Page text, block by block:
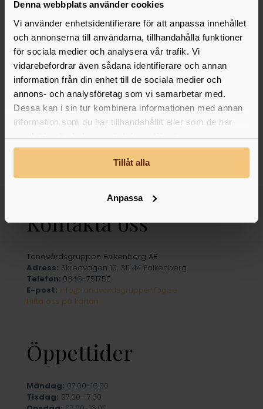
Denna webbplats använder cookies
Vi använder enhetsidentifierare för att anpassa innehållet
och annonserna till användarna, tillhandahålla funktioner
för sociala medier och analysera vår trafik. Vi
vidarebefordrar även sådana identifierare och annan
information från din enhet till de sociala medier och
annons- och analysföretag som vi samarbetar med.
Dessa kan i sin tur kombinera informationen med annan
information som du har tillhandahållit eller som de har
samlat in när du har använt deras tjänster.
Tillåt alla
Anpassa
Kontakta oss
Tandvårdsgruppen Falkenberg AB
Adress: Skreavägen 15, 311 44 Falkenberg
Telefon: 0346-751750
E-post: info@tandvardsgruppenfbg.se
Hitta oss på kartan
Öppettider
Måndag: 07.00-16.00
Tisdag: 07.00-17.30